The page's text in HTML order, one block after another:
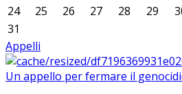
24
25 26 27 28 29
31
Appelli
Un appello per fermare il